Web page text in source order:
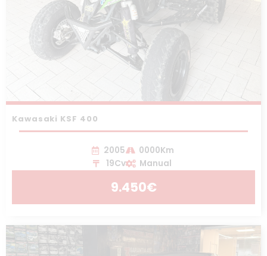
Kawasaki KSF 400
2005
0000Km
19Cv
Manual
9.450€